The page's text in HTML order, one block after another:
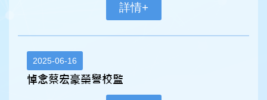
詳情+
2025-06-16
悼念蔡宏豪榮譽校監